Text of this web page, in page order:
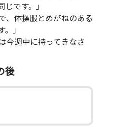
です。」
、体操服とめがねのある
」
今週中に持ってきなさ
後